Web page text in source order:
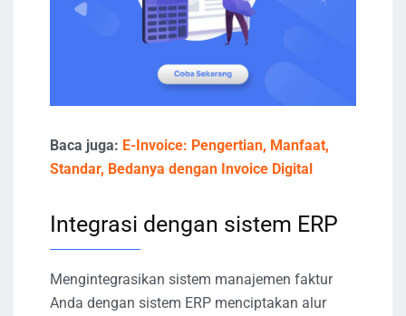
Baca juga: E-Invoice: Pengertian, Manfaat,
Standar, Bedanya dengan Invoice Digital
Integrasi dengan sistem ERP
Mengintegrasikan sistem manajemen faktur
Anda dengan sistem ERP menciptakan alur